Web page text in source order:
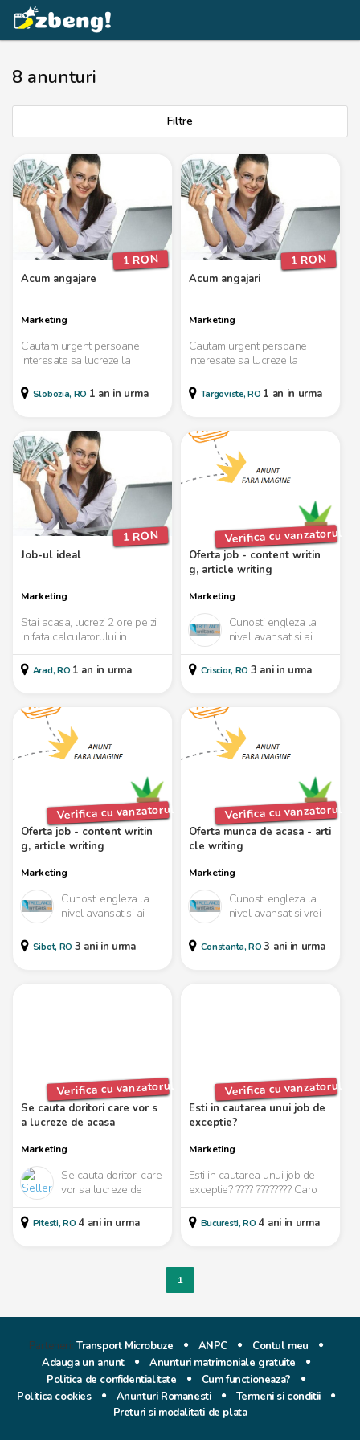
8 anunturi
Filtre
1 RON
Acum angajare
Marketing
Cautam urgent persoane
interesate sa lucreze la
domiciliu pe Internet. Rugam
seriozitate maxima ! De...
Slobozia, RO 1 an in urma
1 RON
Acum angajari
Marketing
Cautam urgent persoane
interesate sa lucreze la
domiciliu pe Internet. Rugam
seriozitate maxima ! De...
Targoviste, RO 1 an in urma
1 RON
Job-ul ideal
Marketing
Stai acasa, lucrezi 2 ore pe zi
in fata calculatorului in
colaborare cu o companie
americana, primes...
Arad, RO 1 an in urma
Verifica cu vanzatorul
Oferta job - content writin
g, article writing
Marketing
Cunosti engleza la
nivel avansat si ai
talent la scris?
Cautam persoane
capabile sa scrie in
Criscior, RO 3 ani in urma
Verifica cu vanzatorul
Oferta job - content writin
g, article writing
Marketing
Cunosti engleza la
nivel avansat si ai
talent la scris?
Cautam persoane
Sibot, RO 3 ani in urma
Verifica cu vanzatorul
Oferta munca de acasa - arti
cle writing
Marketing
Cunosti engleza la
nivel avansat si vrei
un venit suplimentar?
Îți propunem sa scrii
blog-posturi sc...
Constanta, RO 3 ani in urma
Verifica cu vanzatorul
Se cauta doritori care vor s
a lucreze de acasa
Marketing
Se cauta doritori care
vor sa lucreze de
acasa si care pot
urma instructiuni
Pitesti, RO 4 ani in urma
Verifica cu vanzatorul
Esti in cautarea unui job de
exceptie?
Marketing
Esti in cautarea unui job de
exceptie? ???? ???????? Caro
Vintage Club angajeaza
manager pentru rest...
Bucuresti, RO 4 ani in urma
1
Parteneri:Transport Microbuze ANPC
Contul meu
Adauga un anunt
Anunturi matrimoniale gratuite
Politica de confidentialitate
Cum functioneaza?
Politica cookies
Anunturi Romanesti
Termeni si conditii
Preturi si modalitati de plata